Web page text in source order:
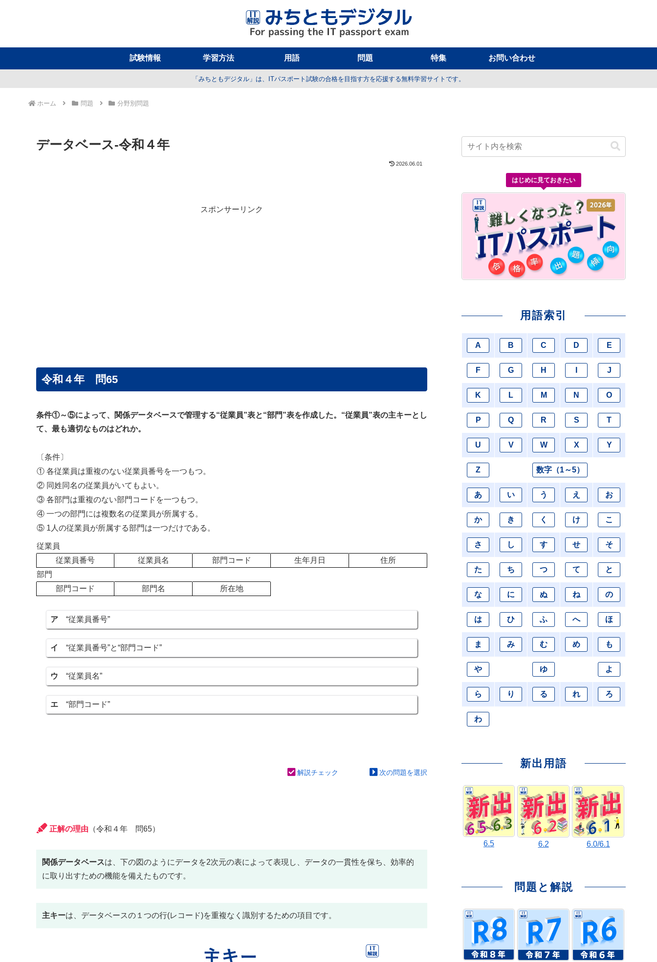
試験情報 学習方法 用語 問題 特集 お問い合わせ
「みちともデジタル」は、ITパスポート試験の合格を目指す方を応援する無料学習サイトです。
ホーム 問題 分野別問題
データベース-令和４年
2026.06.01
スポンサーリンク
令和４年 問65
条件①～⑤によって、関係データベースで管理する“従業員”表と“部門”表を作成した。“従業員”表の主キーとし
て、最も適切なものはどれか。
〔条件〕
① 各従業員は重複のない従業員番号を一つもつ。
② 同姓同名の従業員がいてもよい。
③ 各部門は重複のない部門コードを一つもつ。
④ 一つの部門には複数名の従業員が所属する。
⑤ 1人の従業員が所属する部門は一つだけである。
従業員
従業員番号
従業員名 部門コード 生年月日
住所
部門
部門コード
部門名 所在地
ア “従業員番号”
イ “従業員番号”と“部門コード”
ウ “従業員名”
エ “部門コード”
解説チェック 次の問題を選択
正解の理由 （令和４年 問65）
関係データベースは、下の図のようにデータを2次元の表によって表現し、データの一貫性を保ち、効率的
に取り出すための機能を備えたものです。
主キーは、データベースの１つの行(レコード)を重複なく識別するための項目です。
はじめに見ておきたい
用語索引
A B C D E
F G H J
K L M N O
P Q R S T
U V W X Y
Z 数字（1～5）
あ い う え お
か き く け こ
さ し す せ そ
た ち つ て と
な に ぬ ね の
は ひ ふ へ ほ
ま み む め も
や ゆ よ
ら り る れ ろ
わ
新出用語
6.5 6.2 6.0/6.1
問題と解説